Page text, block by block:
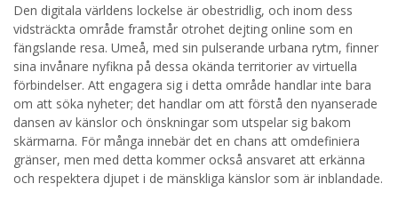
Genom att registrera godkänner jagVillkorenoch
Sekretesspolicyn. Jag godkänner att ta emot information och
reklam via e-post från hemsidans operatörer. Jag kan dra
tillbaka godkännande när jag vill.
STARTA NU!
Den digitala världens lockelse är obestridlig, och inom dess
vidsträckta område framstår otrohet dejting online som en
fängslande resa. Umeå, med sin pulserande urbana rytm, finner
sina invånare nyfikna på dessa okända territorier av virtuella
förbindelser. Att engagera sig i detta område handlar inte bara
om att söka nyheter; det handlar om att förstå den nyanserade
dansen av känslor och önskningar som utspelar sig bakom
skärmarna. För många innebär det en chans att omdefiniera
gränser, men med detta kommer också ansvaret att erkänna
och respektera djupet i de mänskliga känslor som är inblandade.